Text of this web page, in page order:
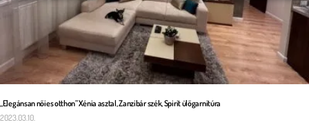
„Elegánsan nőies otthon” Xénia asztal, Zanzibár szék, Spirit ülőgarnitúra
2023.03.10.